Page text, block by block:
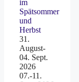
im
Spätsommer
und
Herbst
31.
August-
04. Sept.
2026
07.-11.